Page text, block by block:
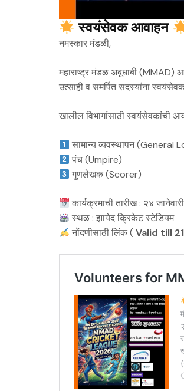
स्वयंसेवक आवाहन
नमस्कार मंडळी,
महाराष्ट्र मंडळ अबूधाबी (MMAD)
उत्साही व समर्पित सदस्यांना
खालील विभागांसाठी स्वयंसेवकांची
सामान्य व्यवस्थापन (General
पंच (Umpire)
गुणलेखक (Scorer)
कार्यक्रमाची तारीख : २४
स्थळ : झायेद क्रिकेट स्टेडियम
नोंदणीसाठी लिंक ( Valid till